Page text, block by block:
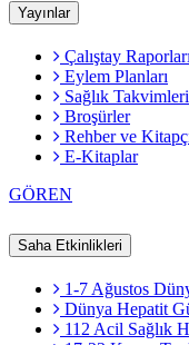
Yayınlar
Çalıştay Raporları
Eylem Planları
Sağlık Takvimleri
Broşürler
Rehber ve
E-Kitaplar
GÖREN
Saha Etkinlikleri
1-7 Ağustos
Dünya Hepatit
112 Acil Sağlık